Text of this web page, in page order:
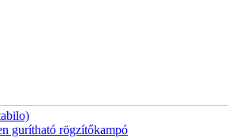
gurítható rögzítőkampó